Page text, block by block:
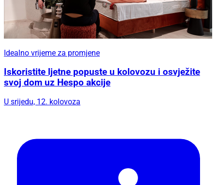
Idealno vrijeme za promjene
Iskoristite ljetne popuste u kolovozu i osvježite
svoj dom uz Hespo akcije
U srijedu, 12. kolovoza